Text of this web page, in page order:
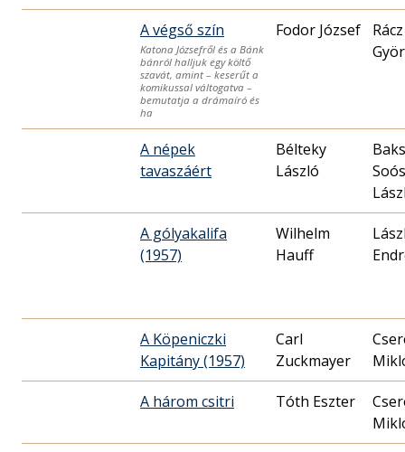
A végső szín
Katona Józsefről és a Bánk
bánról halljuk egy költő
szavát, amint – keserűt a
komikussal váltogatva –
bemutatja a drámaíró és
ha
Fodor József
Rácz
A népek
tavaszáért
Bélteky
László
Soós
A gólyakalifa
(1957)
Wilhelm
Hauff
A Köpeniczki
Kapitány (1957)
Carl
Zuckma­­yer
A három csitri Tóth Eszter